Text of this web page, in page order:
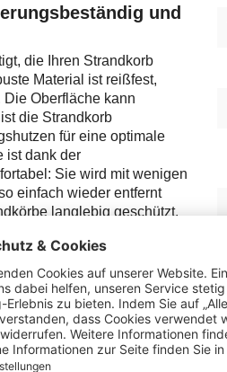
und
die Ihren Strandkorb
Material ist reißfest,
Oberfläche kann
die Strandkorb
für eine optimale
ist dank der
Sie wird mit wenigen
einfach wieder entfernt
langlebig geschützt.